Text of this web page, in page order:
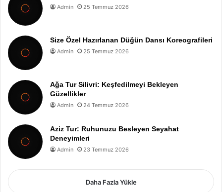
Admin 25 Temmuz 2026
Size Özel Hazırlanan Düğün Dansı Koreografileri
Admin 25 Temmuz 2026
Ağa Tur Silivri: Keşfedilmeyi Bekleyen
Güzellikler
Admin 24 Temmuz 2026
Aziz Tur: Ruhunuzu Besleyen Seyahat
Deneyimleri
Admin 23 Temmuz 2026
Daha Fazla Yükle